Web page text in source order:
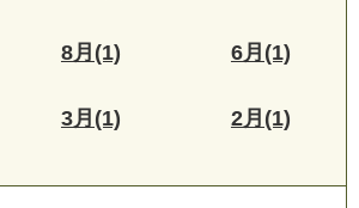
8月(1) 6月(1)
3月(1) 2月(1)